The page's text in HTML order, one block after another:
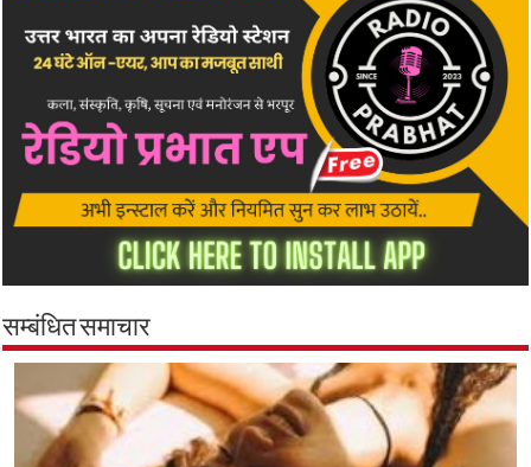
सम्बंधित समाचार